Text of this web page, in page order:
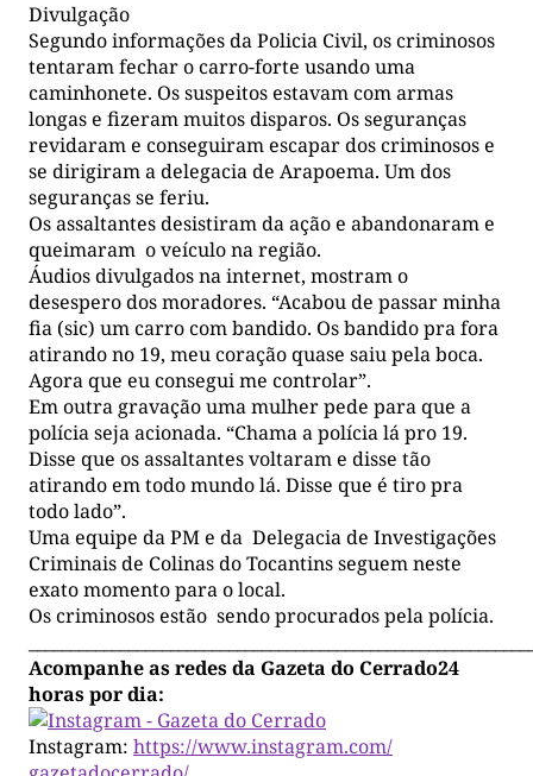
Divulgação
Segundo informações da Policia Civil, os criminosos
tentaram fechar o carro-forte usando uma
caminhonete. Os suspeitos estavam com armas
longas e fizeram muitos disparos. Os seguranças
revidaram e conseguiram escapar dos criminosos e
se dirigiram a delegacia de Arapoema. Um dos
seguranças se feriu.
Os assaltantes desistiram da ação e abandonaram e
queimaram o veículo na região.
Áudios divulgados na internet, mostram o
desespero dos moradores. “Acabou de passar minha
fia (sic) um carro com bandido. Os bandido pra fora
atirando no 19, meu coração quase saiu pela boca.
Agora que eu consegui me controlar”.
Em outra gravação uma mulher pede para que a
polícia seja acionada. “Chama a polícia lá pro 19.
Disse que os assaltantes voltaram e disse tão
atirando em todo mundo lá. Disse que é tiro pra
todo lado”.
Uma equipe da PM e da Delegacia de Investigações
Criminais de Colinas do Tocantins seguem neste
exato momento para o local.
Os criminosos estão sendo procurados pela polícia.
Acompanhe as redes da Gazeta do Cerrado24
horas por dia:
Instagram: https://www.instagram.com/